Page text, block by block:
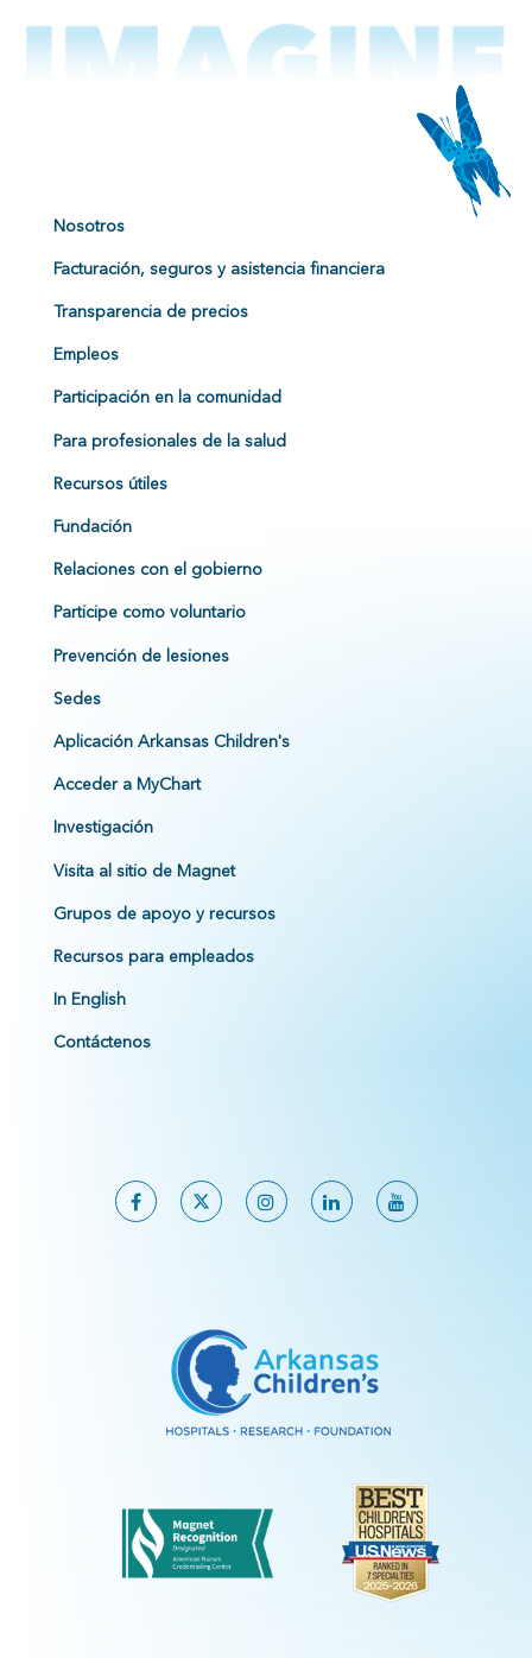
Nosotros
Facturación, seguros y asistencia financiera
Transparencia de precios
Empleos
Participación en la comunidad
Para profesionales de la salud
Recursos útiles
Fundación
Relaciones con el gobierno
Participe como voluntario
Prevención de lesiones
Sedes
Aplicación Arkansas Children's
Acceder a MyChart
Investigación
Visita al sitio de Magnet
Grupos de apoyo y recursos
Recursos para empleados
In English
Contáctenos